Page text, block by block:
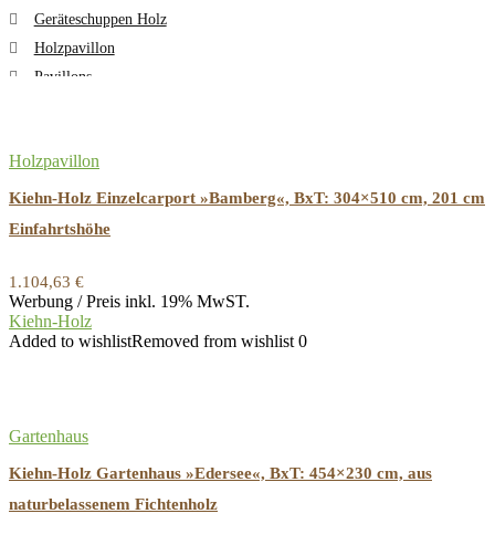
Geräteschuppen Holz
Holzpavillon
Pavillons
Holzpavillon
Kiehn-Holz Einzelcarport »Bamberg«, BxT: 304×510 cm, 201 cm
Einfahrtshöhe
1.104,63 €
Werbung / Preis inkl. 19% MwST.
Kiehn-Holz
Added to wishlistRemoved from wishlist 0
Gartenhaus
Kiehn-Holz Gartenhaus »Edersee«, BxT: 454×230 cm, aus
naturbelassenem Fichtenholz